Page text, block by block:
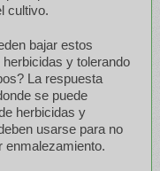
cultivo.
bajar estos
y tolerando
La respuesta
se puede
herbicidas y
usarse para no
enmalezamiento.